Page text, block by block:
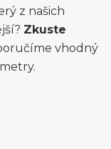
z našich
Zkuste
vhodný